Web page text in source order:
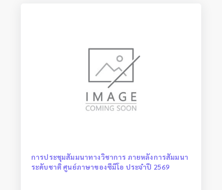
การประชุมสัมมนาทางวิชาการ ภายหลังการสัมมนา
ระดับชาติ ศูนย์ภาษาของซีมีโอ ประจำปี 2569